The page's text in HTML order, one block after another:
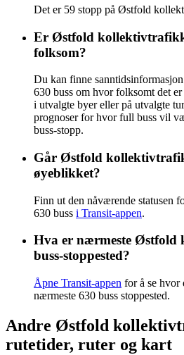
Det er 59 stopp på Østfold
Er Østfold
folksom?
Du kan finne
630 buss om hvor folksomt det er
i utvalgte byer eller på utvalgte
prognoser for hvor full buss vil
buss-stopp.
Går Østfold
øyeblikket?
Finn ut den nåværende statusen
630 buss i Transit-appen.
Hva er nærmeste Østfold
buss-stoppested?
Åpne Transit-appen for å se hvor
nærmeste 630 buss stoppested.
Andre Østfold
rutetider, ruter og kart